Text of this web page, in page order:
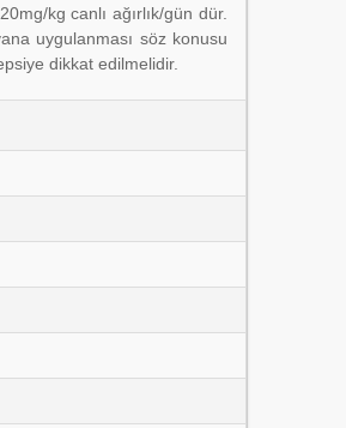
kg canlı ağırlık/gün dür.
uygulanması söz konusu
dikkat edilmelidir.